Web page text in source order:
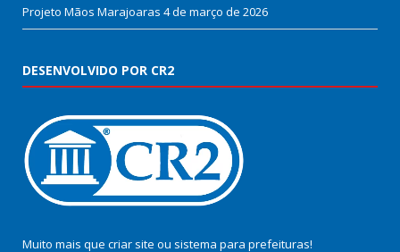
Projeto Mãos Marajoaras 4 de março de 2026
DESENVOLVIDO POR CR2
Muito mais que criar site ou sistema para prefeituras!